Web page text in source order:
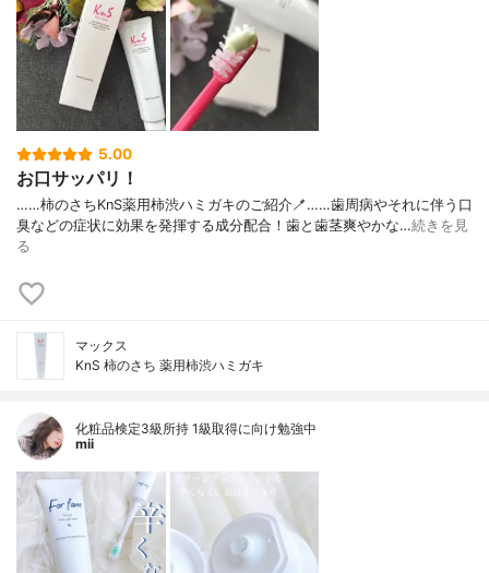
5.00
お口サッパリ！
……⁡⁡柿のさち⁡⁡⁡KnS⁡⁡薬用柿渋ハミガキ⁡のご紹介🪥⁡……⁡⁡歯周病やそれに伴う⁡⁡口
臭などの症状に⁡⁡効果を発揮する成分配合！⁡⁡歯と歯茎⁡⁡爽やかな…続きを見
る
マックス
KnS 柿のさち 薬用柿渋ハミガキ
化粧品検定3級所持 1級取得に向け勉強中
mii